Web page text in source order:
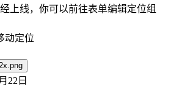
上线，你可以前往表单编辑定位组
动定位
22日